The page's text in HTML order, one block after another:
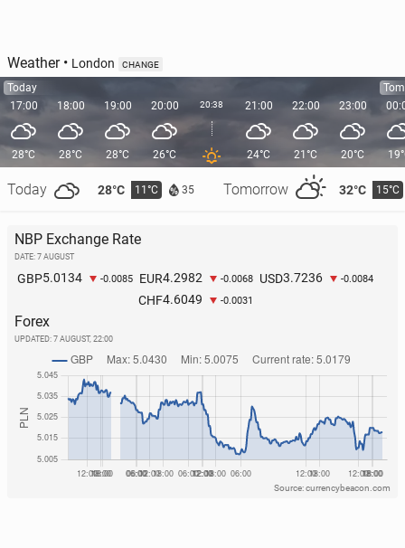
Weather• London CHANGE
Today
17:00
28°C
Today 28°C 11°C 35 Tomorrow 32°C 15°C
18:00
28°C
19:00
28°C
20:00
26°C
20:38 21:00
24°C
22:00
21°C
23:00
20°C
NBP Exchange Rate
DATE: 7 AUGUST
GBP5.0134 -0.0085 EUR4.2982 -0.0068 USD3.7236 -0.0084
CHF4.6049 -0.0031
Forex
UPDATED: 7 AUGUST, 22:00
Source: currencybeacon.com